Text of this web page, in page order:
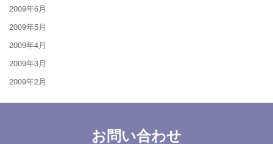
2009年6月
2009年5月
2009年4月
2009年3月
2009年2月
お問い合わせ